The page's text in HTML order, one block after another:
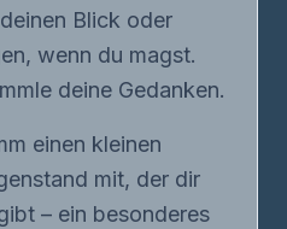
Blick oder
wenn du magst.
deine Gedanken.
einen kleinen
mit, der dir
– ein besonderes